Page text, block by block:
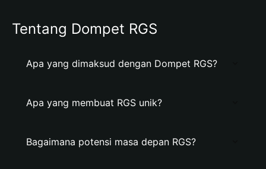
Tentang Dompet RGS
Apa yang dimaksud dengan Dompet RGS?
Apa yang membuat RGS unik?
Bagaimana potensi masa depan RGS?